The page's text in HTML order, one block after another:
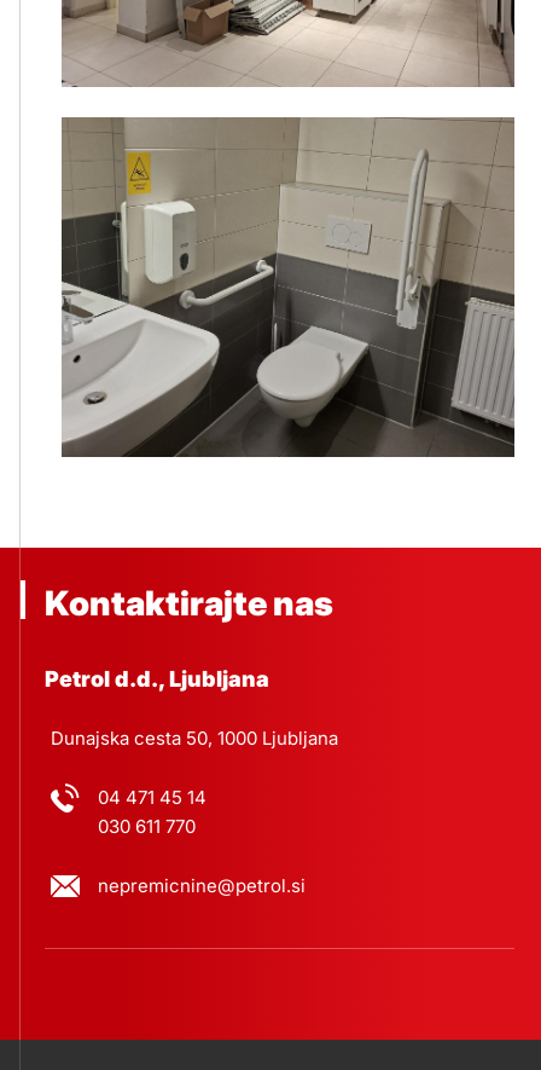
Kontaktirajte nas
Petrol d.d., Ljubljana
Dunajska cesta 50, 1000 Ljubljana
04 471 45 14
030 611 770
nepremicnine@petrol.si